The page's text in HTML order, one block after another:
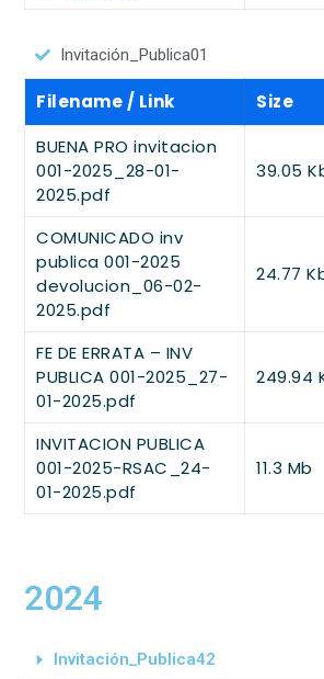
Invitación_Publica01
Filename / Link
Size
BUENA PRO invitacion
001-2025_28-01-
2025.pdf
39.05
COMUNICADO inv
publica 001-2025
devolucion_06-02-
2025.pdf
24.77
FE DE ERRATA – INV
PUBLICA 001-2025_27-
01-2025.pdf
249.94
INVITACION PUBLICA
001-2025-RSAC_24-
01-2025.pdf
11.3 Mb
2024
Invitación_Publica42